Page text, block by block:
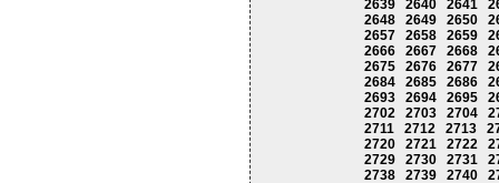
2639
2640 2641
2648
2649 2650
2657
2658 2659
2666
2667 2668
2675
2676 2677
2684
2685 2686
2693
2694 2695
2702
2703 2704
2711
2712 2713
2720
2721 2722
2729
2730 2731
2738
2739 2740